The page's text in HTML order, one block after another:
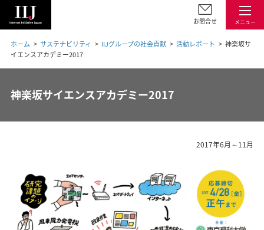
メニュー
お問合せ
ホーム サステナビリティ IIJグループの社会貢献 活動レポート
神楽坂サ
イエンスアカデミー2017
神楽坂サイエンスアカデミー2017
2017年6月～11月